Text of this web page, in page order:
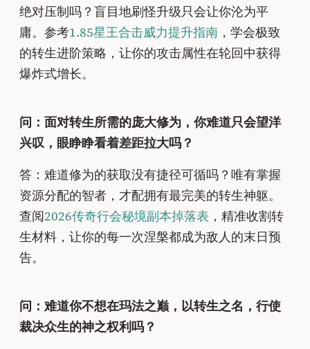
绝对压制吗？盲目地刷怪升级只会让你沦为平
庸。参考1.85星王合击威力提升指南 ，学会极致
的转生进阶策略，让你的攻击属性在轮回中获得
爆炸式增长。
问：面对转生所需的庞大修为，你难道只会望洋
兴叹，眼睁睁看着差距拉大吗？
答：难道修为的获取没有捷径可循吗？唯有掌握
资源分配的智者，才配拥有最完美的转生神躯。
查阅2026传奇行会秘境副本掉落表 ，精准收割转
生材料，让你的每一次涅槃都成为敌人的末日预
告。
问：难道你不想在玛法之巅，以转生之名，行使
裁决众生的神之权利吗？